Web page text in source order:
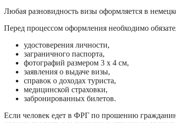
Любая разновидность визы оформляется в
Перед процессом оформления необходимо
удостоверения личности,
заграничного паспорта,
фотографий размером 3 x 4 см,
заявления о выдаче визы,
справок о доходах туриста,
медицинской страховки,
забронированных билетов.
Если человек едет в ФРГ по прошению